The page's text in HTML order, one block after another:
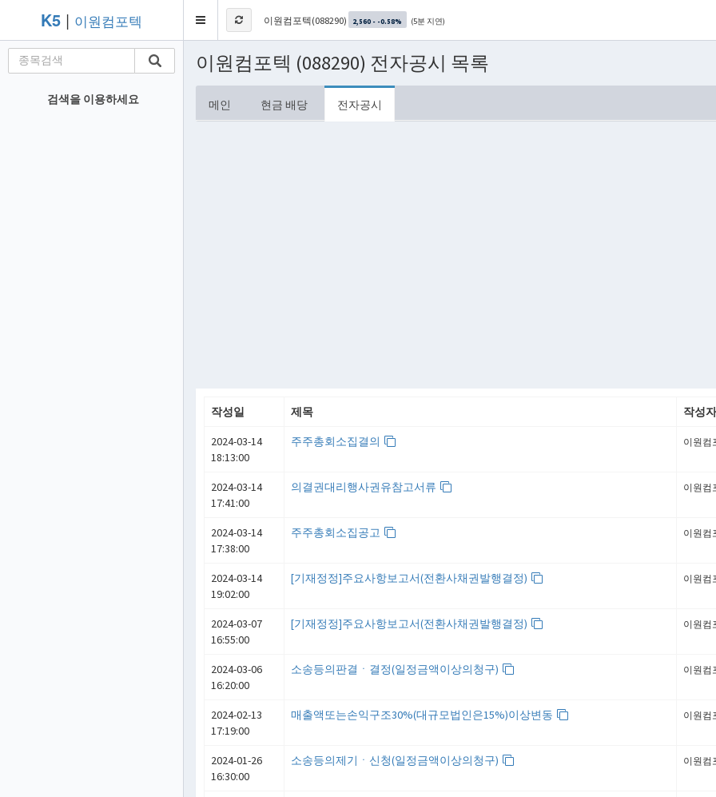
K5 | 이원컴포텍
Toggle
navigation
이원컴포텍(088290) 2,560 - -0.58% (5분 지연)
검색을 이용하세요
이원컴포텍 (088290) 전자공시 목록
메인 현금 배당 전자공시
작성일 제목 작성자
2024-03-14
18:13:00
주주총회소집결의 이원컴
2024-03-14
17:41:00
의결권대리행사권유참고서류 이원컴
2024-03-14
17:38:00
주주총회소집공고 이원컴
2024-03-14
19:02:00
[기재정정]주요사항보고서(전환사채권발행결정) 이원컴
2024-03-07
16:55:00
[기재정정]주요사항보고서(전환사채권발행결정) 이원컴
2024-03-06
16:20:00
소송등의판결ㆍ결정(일정금액이상의청구) 이원컴
2024-02-13
17:19:00
매출액또는손익구조30%(대규모법인은15%)이상변동 이원컴
2024-01-26
16:30:00
소송등의제기ㆍ신청(일정금액이상의청구) 이원컴